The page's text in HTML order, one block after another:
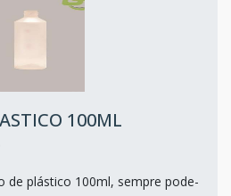
100ML
de plástico 100ml, sempre pode-